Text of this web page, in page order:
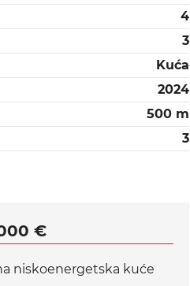
4
3
Kuća
2024
500 m
3
€
niskoenergetska kuće